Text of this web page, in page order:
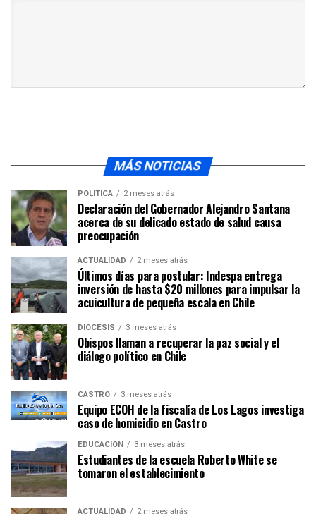
MÁS NOTICIAS
POLÍTICA 2 meses atrás
Declaración del Gobernador Alejandro Santana
acerca de su delicado estado de salud causa
preocupación
ACTUALIDAD 2 meses atrás
Últimos días para postular: Indespa entrega
inversión de hasta $20 millones para impulsar la
acuicultura de pequeña escala en Chile
DIÓCESIS 3 meses atrás
Obispos llaman a recuperar la paz social y el
diálogo político en Chile
CASTRO 3 meses atrás
Equipo ECOH de la fiscalía de Los Lagos investiga
caso de homicidio en Castro
EDUCACIÓN 3 meses atrás
Estudiantes de la escuela Roberto White se
tomaron el establecimiento
ACTUALIDAD 2 meses atrás